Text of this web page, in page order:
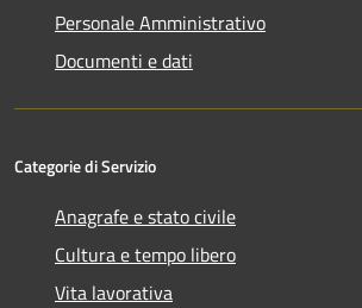
Personale Amministrativo
Documenti e dati
Categorie di Servizio
Anagrafe e stato civile
Cultura e tempo libero
Vita lavorativa